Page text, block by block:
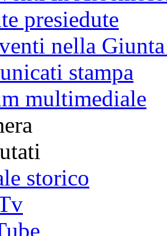
presiedute
nella
stampa
multimediale
storico